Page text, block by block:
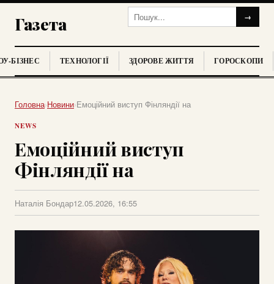
Газета →
БІЗНЕС ТЕХНОЛОГІЇ ЗДОРОВЕ ЖИТТЯ ГОРОСКОПИ
Головна›Новини›Емоційний виступ Фінляндії на
NEWS
Емоційний виступ
Фінляндії на
Наталія Бондар12.05.2026, 16:55